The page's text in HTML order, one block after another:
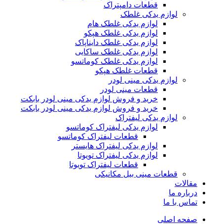
قطعات دامپتراک
لوازم یدکی غلطک
لوازم یدکی غلطک هام
لوازم یدکی غلطک هپکو
لوازم یدکی غلطک دایناپاک
لوازم یدکی غلطک ساکایی
لوازم یدکی غلطک کوماتسو
قطعات غلطک هپکو
لوازم یدکی مینی لودر
قطعات مینی لودر
خرید و فروش لوازم یدکی مینی لودر بابکت
خرید و فروش لوازم یدکی مینی لودر بابکت
لوازم یدکی لیفتراک
لوازم یدکی لیفتراک کوماتسو
قطعات لیفتراک کوماتسو
لوازم یدکی لیفتراک هایستر
لوازم یدکی لیفتراک تویوتا
قطعات لیفتراک تویوتا
قطعات مینی بیل مکانیکی
ما
با ما
اصلی